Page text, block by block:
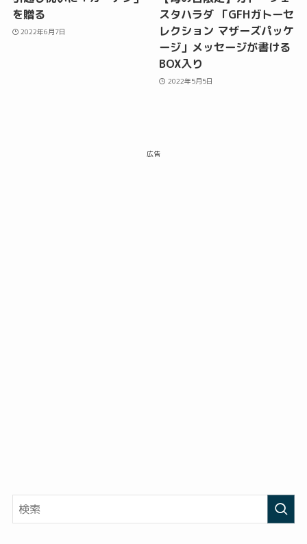
を贈る
2022年6月7日
スタハラダ 「GFHガトーセ
レクション マザーズパッケ
ージ」メッセージが書ける
BOX入り
2022年5月5日
広告